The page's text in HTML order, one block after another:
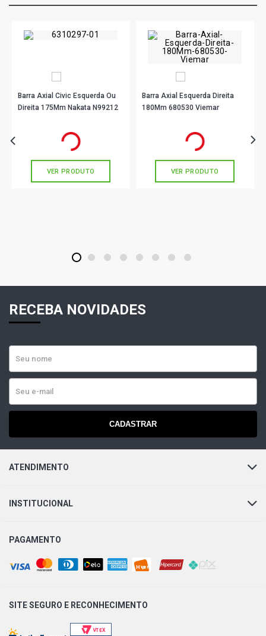
Barra Axial Civic Esquerda Ou
Direita 175Mm Nakata N99212
em até 1x de
VER PRODUTO
Barra Axial Esquerda Direita
180Mm 680530 Viemar
em até 3x de
VER PRODUTO
1 2 3 4 5 6 7 8
RECEBA NOVIDADES
CADASTRAR
ATENDIMENTO
INSTITUCIONAL
PAGAMENTO
SITE SEGURO E RECONHECIMENTO